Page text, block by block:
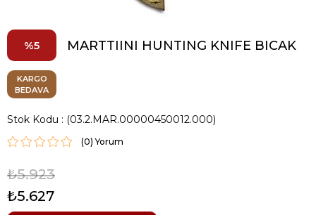
5 MARTTIINI HUNTING KNIFE BICAK
KARGO
BEDAVA
Stok Kodu (03.2.MAR.00000450012.000)
(0)
₺5.923
₺5.627